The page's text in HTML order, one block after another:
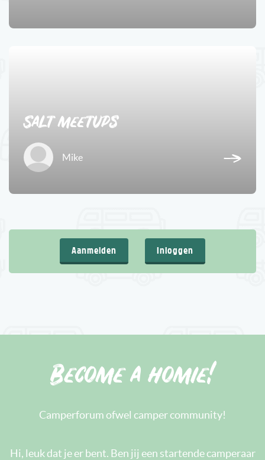
Salt meetups
Mike
Aanmelden Inloggen
Become a homie!
Camperforum ofwel camper community!
Hi, leuk dat je er bent. Ben jij een startende camperaar